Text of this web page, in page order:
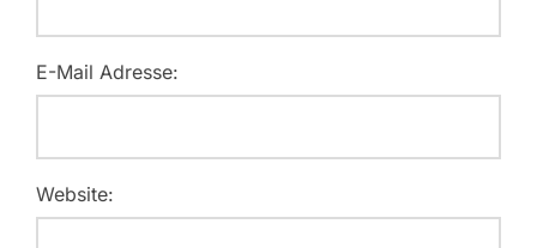
E-Mail Adresse:
Website: